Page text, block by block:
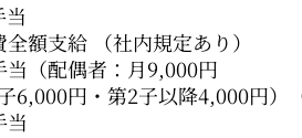
当
社内規定あり）
者：月9,000円
子以降4,000円）（社